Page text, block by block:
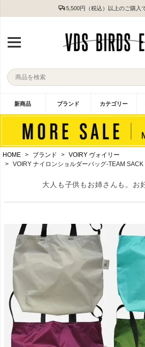
5,500円（税込）以上のご購入
新商品 ブランド カテゴリー
HOME ブランド
VOIRY ヴォイリー
VOIRY ナイロンショルダーバッグ-TEAM SACK
大人も子供もお姉さんも。お